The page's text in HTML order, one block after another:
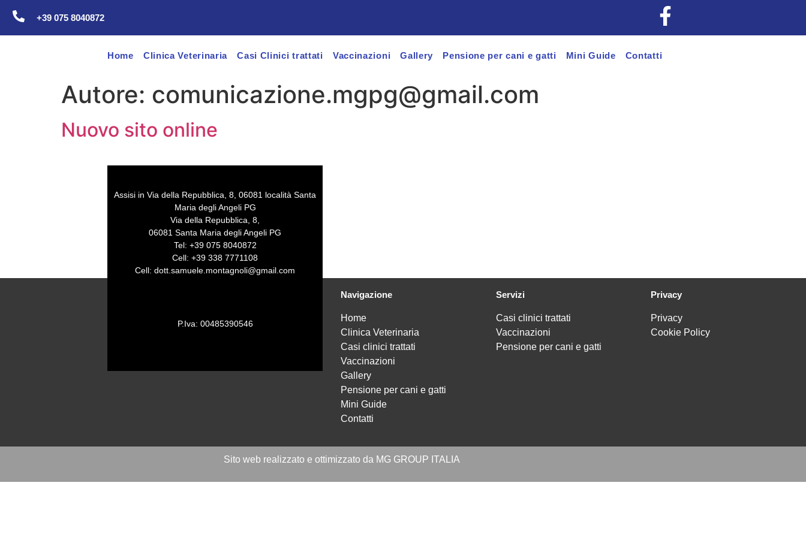
+39 075 8040872
Home Clinica Veterinaria Casi Clinici trattati Vaccinazioni Gallery Pensione per cani e gatti Mini Guide Contatti
Autore: comunicazione.mgpg@gmail.com
Nuovo sito online
Assisi in Via della Repubblica, 8, 06081 località Santa
Maria degli Angeli PG
Via della Repubblica, 8,
06081 Santa Maria degli Angeli PG
Tel: +39 075 8040872
Cell: +39 338 7771108
Cell: dott.samuele.montagnoli@gmail.com
P.Iva: 00485390546
Navigazione
Home
Clinica Veterinaria
Casi clinici trattati
Vaccinazioni
Gallery
Pensione per cani e gatti
Mini Guide
Contatti
Servizi
Casi clinici trattati
Vaccinazioni
Pensione per cani e gatti
Privacy
Privacy
Cookie Policy
Sito web realizzato e ottimizzato da MG GROUP ITALIA